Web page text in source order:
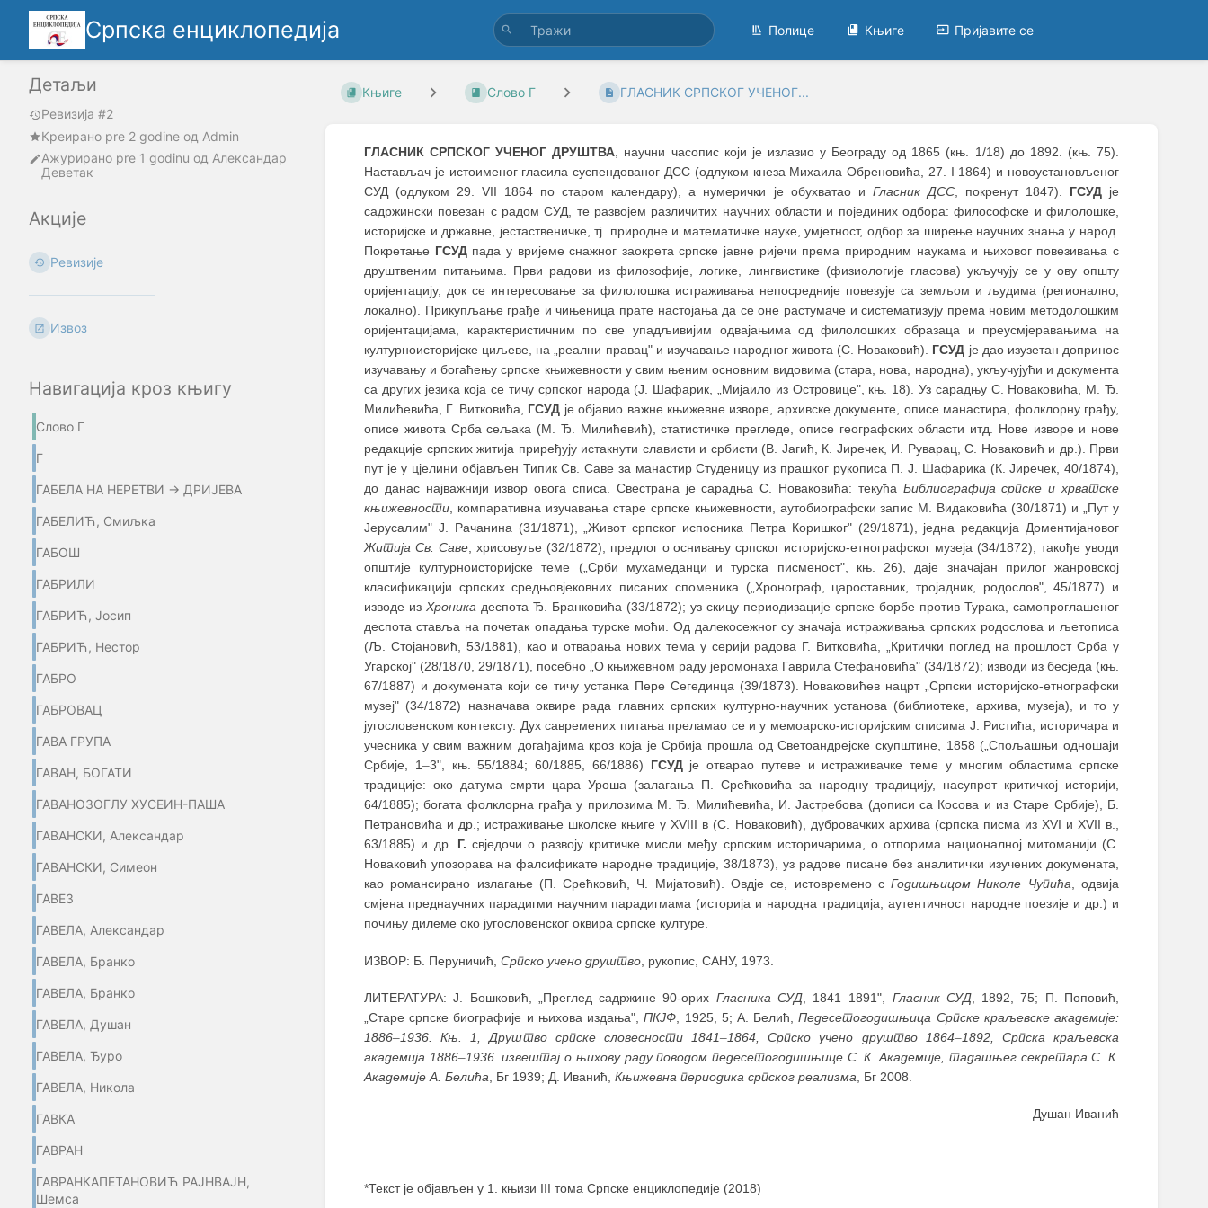
Српска енциклопедија Полице Књиге Пријавите се
Детаљи
Ревизија #2
Креирано pre 2 godine oд Admin
Ажурирано pre 1 godinu од Александар
Деветак
Акције
Ревизије
Извоз
Навигација кроз књигу
Слово Г
Г
ГАБЕЛА НА НЕРЕТВИ → ДРИЈЕВА
ГАБЕЛИЋ, Смиљка
ГАБОШ
ГАБРИЛИ
ГАБРИЋ, Јосип
ГАБРИЋ, Нестор
ГАБРО
ГАБРОВАЦ
ГАВА ГРУПА
ГАВАН, БОГАТИ
ГАВАНОЗОГЛУ ХУСЕИН-ПАША
ГАВАНСКИ, Александар
ГАВАНСКИ, Симеон
ГАВЕЗ
ГАВЕЛА, Александар
ГАВЕЛА, Бранко
ГАВЕЛА, Бранко
ГАВЕЛА, Душан
ГАВЕЛА, Ђуро
ГАВЕЛА, Никола
ГАВКА
ГАВРАН
ГАВРАНКАПЕТАНОВИЋ РАЈНВАЈН,
Шемса
Књиге Слово Г ГЛАСНИК СРПСКОГ УЧЕНОГ...
ГЛАСНИК СРПСКОГ УЧЕНОГ ДРУШТВА, научни часопис који је излазио у Београду од 1865 (књ. 1/18) до 1892. (књ. 75).
Настављач је истоименог гласила суспендованог ДСС (одлуком кнеза Михаила Обреновића, 27. I 1864) и новоустановљеног
СУД (одлуком 29. VII 1864 по старом календару), а нумерички је обухватао и Гласник ДСС, покренут 1847). ГСУДје
садржински повезан с радом СУД, те развојем различитих научних области и појединих одбора: философске и филолошке,
историјске и државне, јестаственичке, тј. природне и математичке науке, умјетност, одбор за ширење научних знања у народ.
Покретање ГСУДпада у вријеме снажног заокрета српске јавне ријечи према природним наукама и њиховог повезивања с
друштвеним питањима. Први радови из филозофије, логике, лингвистике (физиологије гласова) укључују се у ову општу
оријентацију, док се интересовање за филолошка истраживања непосредније повезује са земљом и људима (регионално,
локално). Прикупљање грађе и чињеница прате настојања да се оне растумаче и систематизују према новим методолошким
оријентацијама, карактеристичним по све упадљивијим одвајањима од филолошких образаца и преусмјеравањима на
културноисторијске циљеве, на „реални правац" и изучавање народног живота (С. Новаковић). ГСУД је дао изузетан допринос
изучавању и богаћењу српске књижевности у свим њеним основним видовима (стара, нова, народна), укључујући и документа
са других језика која се тичу српског народа (Ј. Шафарик, „Мијаило из Островице", књ. 18). Уз сарадњу С. Новаковића, М. Ђ.
Милићевића, Г. Витковића, ГСУД је објавио важне књижевне изворе, архивске документе, описе манастира, фолклорну грађу,
описе живота Срба сељака (М. Ђ. Милићевић), статистичке прегледе, описе географских области итд. Нове изворе и нове
редакције српских житија приређују истакнути слависти и србисти (В. Јагић, К. Јиречек, И. Руварац, С. Новаковић и др.). Први
пут је у цјелини објављен Типик Св. Саве за манастир Студеницу из прашког рукописа П. Ј. Шафарика (К. Јиречек, 40/1874),
до данас најважнији извор овога списа. Свестрана је сарадња С. Новаковића: текућа Библиографија српске и хрватске
књижевности, компаративна изучавања старе српске књижевности, аутобиографски запис М. Видаковића (30/1871) и „Пут у
Јерусалим" Ј. Рачанина (31/1871), „Живот српског испосника Петра Коришког" (29/1871), једна редакција Доментијановог
Житија Св. Саве, хрисовуље (32/1872), предлог о оснивању српског историјско-етнографског музеја (34/1872); такође уводи
општије културноисторијске теме („Срби мухамеданци и турска писменост", књ. 26), даје значајан прилог жанровској
класификацији српских средњовјековних писаних споменика („Хронограф, цароставник, тројадник, родослов", 45/1877) и
изводе из Хроника деспота Ђ. Бранковића (33/1872); уз скицу периодизације српске борбе против Турака, самопроглашеног
деспота ставља на почетак опадања турске моћи. Од далекосежног су значаја истраживања српских родослова и љетописа
(Љ. Стојановић, 53/1881), као и отварања нових тема у серији радова Г. Витковића, „Критички поглед на прошлост Срба у
Угарској" (28/1870, 29/1871), посебно „О књижевном раду јеромонаха Гаврила Стефановића" (34/1872); изводи из бесједа (књ.
67/1887) и докумената који се тичу устанка Пере Сегединца (39/1873). Новаковићев нацрт „Српски историјско-етнографски
музеј" (34/1872) назначава оквире рада главних српских културно-научних установа (библиотеке, архива, музеја), и то у
југословенском контексту. Дух савремених питања преламао се и у мемоарско-историјским списима Ј. Ристића, историчара и
учесника у свим важним догађајима кроз која је Србија прошла од Светоандрејске скупштине, 1858 („Спољашњи одношаји
Србије, 1–3", књ. 55/1884; 60/1885, 66/1886) ГСУДје отварао путеве и истраживачке теме у многим областима српске
традиције: око датума смрти цара Уроша (залагања П. Срећковића за народну традицију, насупрот критичкој историји,
64/1885); богата фолклорна грађа у прилозима М. Ђ. Милићевића, И. Јастребова (дописи са Косова и из Старе Србије), Б.
Петрановића и др.; истраживање школске књиге у XVIII в (С. Новаковић), дубровачких архива (српска писма из XVI и XVII в.,
63/1885) и др. Г. свједочи о развоју критичке мисли међу српским историчарима, о отпорима националној митоманији (С.
Новаковић упозорава на фалсификате народне традиције, 38/1873), уз радове писане без аналитички изучених докумената,
као романсирано излагање (П. Срећковић, Ч. Мијатовић). Овдје се, истовремено сГодишњицом Николе Чупића, одвија
смјена преднаучних парадигми научним парадигмама (историја и народна традиција, аутентичност народне поезије и др.) и
почињу дилеме око југословенског оквира српске културе.
ИЗВОР: Б. Перуничић, Српско учено друштво , рукопис, САНУ, 1973.
ЛИТЕРАТУРА: Ј. Бошковић, „Преглед садржине 90-орих Гласника СУД , 1841–1891", Гласник СУД, 1892, 75; П. Поповић,
„Старе српске биографије и њихова издања",ПКЈФ , 1925, 5; А. Белић,Педесетогодишњица Српске краљевске академије:
1886–1936. Књ. 1, Друштво српске словесности 1841–1864, Српско учено друштво 1864–1892, Српска краљевска
академија 1886–1936. извештај о њихову раду поводом педесетогодишњице С. К. Академије, тадашњег секретара С. К.
Академије А. Белића , Бг 1939; Д. Иванић, Књижевна периодика српског реализма , Бг 2008.
Душан Иванић
*Текст је објављен у 1. књизи III тома Српске енциклопедије (2018)